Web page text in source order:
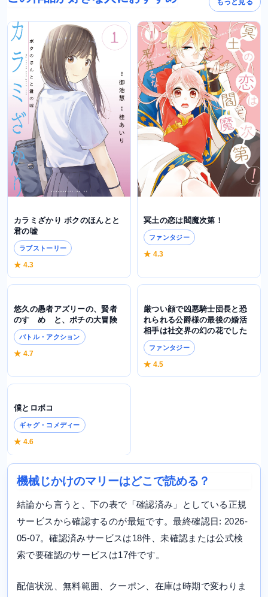
もっと見る
カラミざかり ボクのほんとと
君の嘘
ラブストーリー
★ 4.3
冥土の恋は閻魔次第！
ファンタジー
★ 4.3
悠久の愚者アズリーの、賢者
のすゝめ と、ポチの大冒険
バトル・アクション
★ 4.7
厳つい顔で凶悪騎士団長と恐
れられる公爵様の最後の婚活
相手は社交界の幻の花でした
ファンタジー
★ 4.5
僕とロボコ
ギャグ・コメディー
★ 4.6
機械じかけのマリーはどこで読める？
結論から言うと、下の表で「確認済み」としている正規
サービスから確認するのが最短です。最終確認日: 2026-
05-07。確認済みサービスは18件、未確認または公式検
索で要確認のサービスは17件です。
配信状況、無料範囲、クーポン、在庫は時期で変わりま